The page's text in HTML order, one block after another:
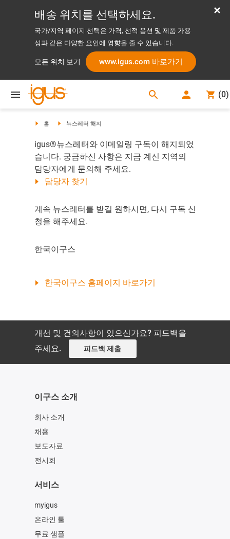
배송 위치를 선택하세요.
국가/지역 페이지 선택은 가격, 선적 옵션 및 제품 가용
성과 같은 다양한 요인에 영향을 줄 수 있습니다.
모든 위치 보기 www.igus.com 바로가기
search (0)
홈 뉴스레터 해지
igus®뉴스레터와 이메일링 구독이 해지되었
습니다. 궁금하신 사항은 지금 계신 지역의
담당자에게 문의해 주세요.
담당자 찾기
계속 뉴스레터를 받길 원하시면, 다시 구독 신
청을 해주세요.
한국이구스
한국이구스 홈페이지 바로가기
개선 및 건의사항이 있으신가요? 피드백을
주세요.
피드백 제출
이구스 소개
회사 소개
채용
보도자료
전시회
서비스
myigus
온라인 툴
무료 샘플